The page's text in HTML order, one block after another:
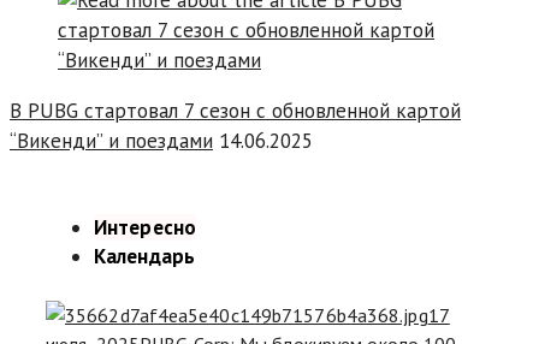
В PUBG стартовал 7 сезон с обновленной картой
“Викенди” и поездами 14.06.2025
Интересно
Календарь
17